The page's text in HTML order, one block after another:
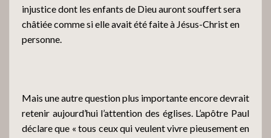
injustice dont les enfants de Dieu auront souffert sera
châtiée comme si elle avait été faite à Jésus-Christ en
personne.
Mais une autre question plus importante encore devrait
retenir aujourd’hui l’attention des églises. L’apôtre Paul
déclare que « tous ceux qui veulent vivre pieusement en